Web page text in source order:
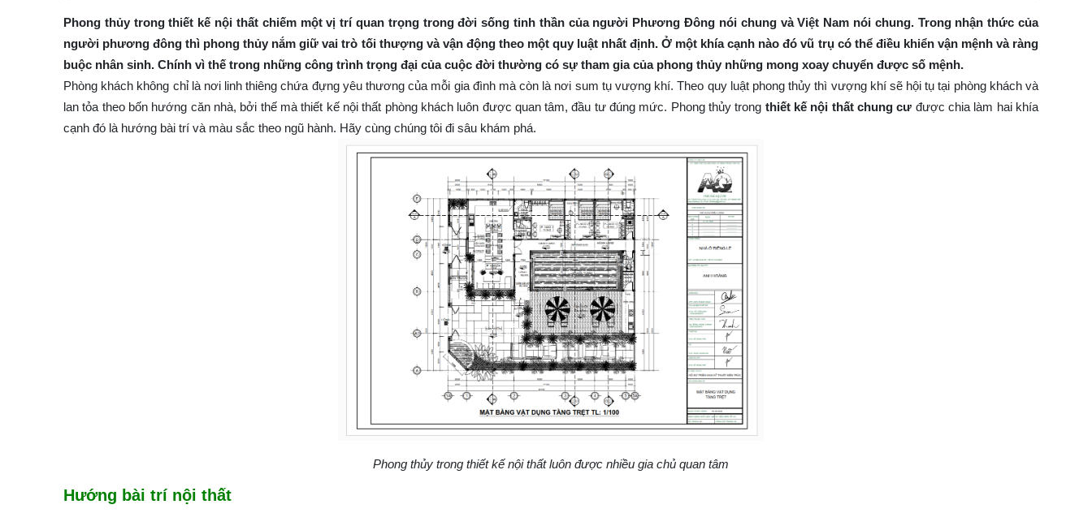
Phong thủy trong thiết kế nội thất chiếm một vị trí quan trọng trong đời sống tinh thần của người Phương Đông nói chung và Việt Nam nói chung. Trong nhận thức của
người phương đông thì phong thủy nắm giữ vai trò tối thượng và vận động theo một quy luật nhất định. Ở một khía cạnh nào đó vũ trụ có thể điều khiển vận mệnh và ràng
buộc nhân sinh. Chính vì thế trong những công trình trọng đại của cuộc đời thường có sự tham gia của phong thủy những mong xoay chuyển được số mệnh.
Phòng khách không chỉ là nơi linh thiêng chứa đựng yêu thương của mỗi gia đình mà còn là nơi sum tụ vượng khí. Theo quy luật phong thủy thì vượng khí sẽ hội tụ tại phòng khách và
lan tỏa theo bốn hướng căn nhà, bởi thế mà thiết kế nội thất phòng khách luôn được quan tâm, đầu tư đúng mức. Phong thủy trong thiết kế nội thất chung cư được chia làm hai khía
cạnh đó là hướng bài trí và màu sắc theo ngũ hành. Hãy cùng chúng tôi đi sâu khám phá.
Phong thủy trong thiết kế nội thất luôn được nhiều gia chủ quan tâm
Hướng bài trí nội thất